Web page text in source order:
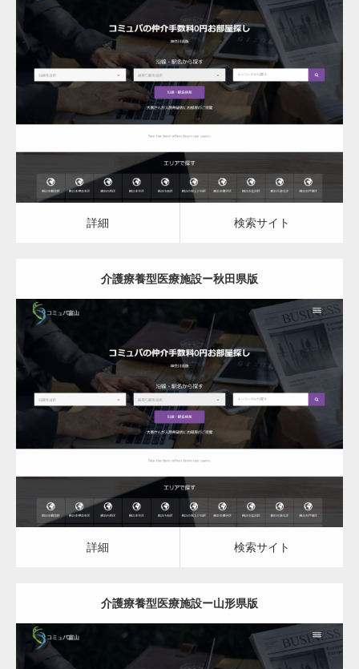
更新日： 2023.03.09
介護療養型医療施設
詳細 検索サイト
詳細 検索サイト
介護療養型医療施設ー秋田県版
更新日： 2023.03.09
介護療養型医療施設
詳細 検索サイト
詳細 検索サイト
介護療養型医療施設ー山形県版